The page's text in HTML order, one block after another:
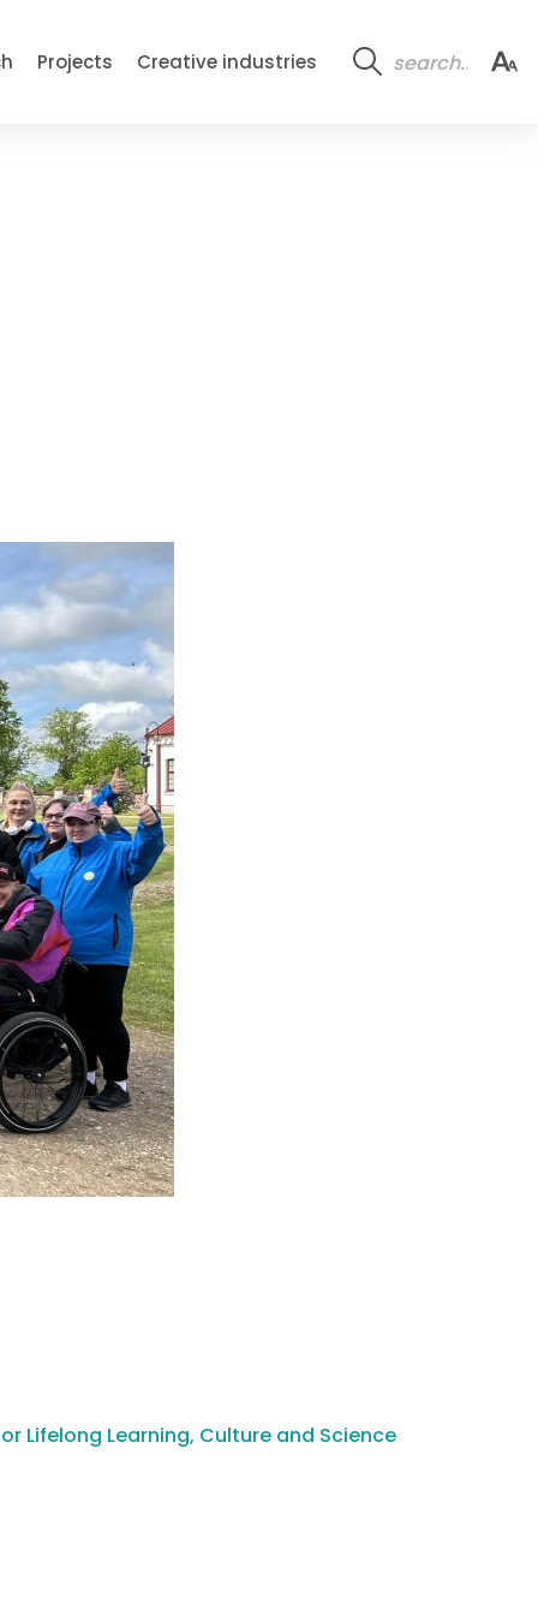
Projects Creative industries
Lifelong Learning, Culture and Science